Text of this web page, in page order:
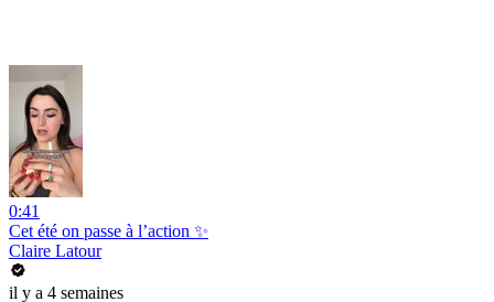
0:41
Cet été on passe à l’action ✨
Claire Latour
il y a 4 semaines